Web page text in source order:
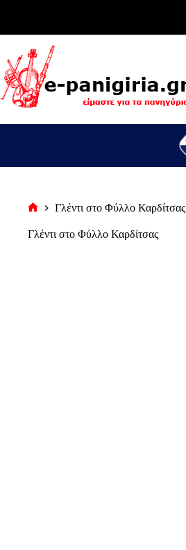
σελίδα
Γλέντι στο Φύλλο Καρδίτσας
Γλέντι στο Φύλλο Καρδίτσας